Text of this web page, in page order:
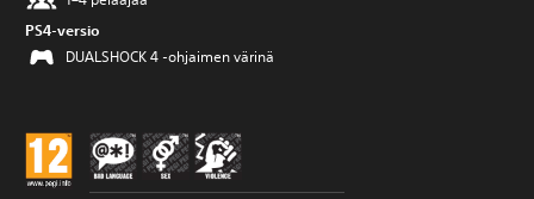
PS4-versio
DUALSHOCK 4 -ohjaimen värinä